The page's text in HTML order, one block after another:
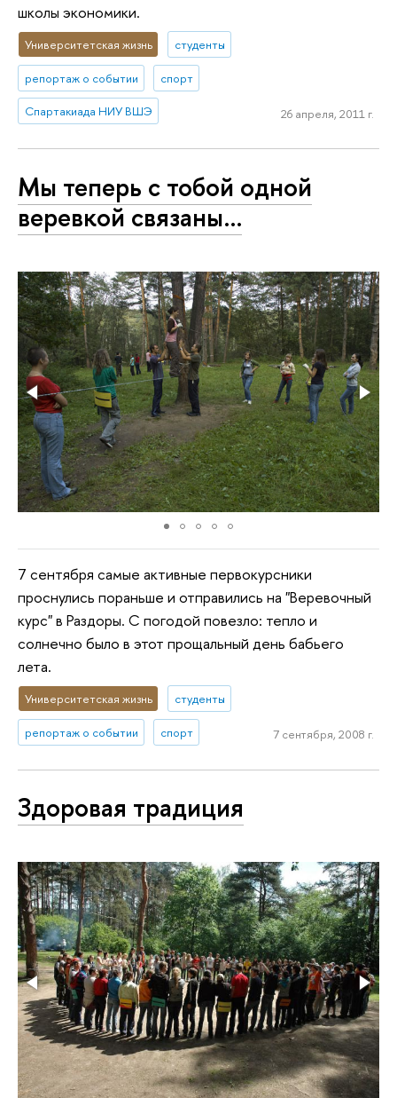
школы экономики.
Университетская жизнь студенты
репортаж о событии спорт
Спартакиада НИУ ВШЭ 26 апреля, 2011 г.
Мы теперь с тобой одной
веревкой связаны…
7 сентября самые активные первокурсники
проснулись пораньше и отправились на "Веревочный
курс" в Раздоры. С погодой повезло: тепло и
солнечно было в этот прощальный день бабьего
лета.
Университетская жизнь студенты
репортаж о событии спорт 7 сентября, 2008 г.
Здоровая традиция